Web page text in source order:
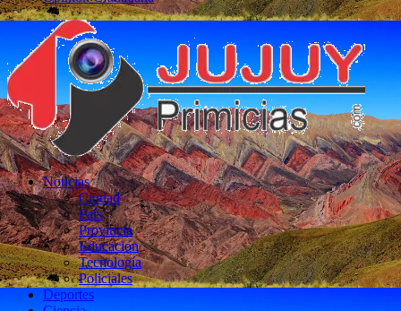
Noticias
Ciudad
País
Provincia
Educacion
Tecnología
Policiales
Deportes